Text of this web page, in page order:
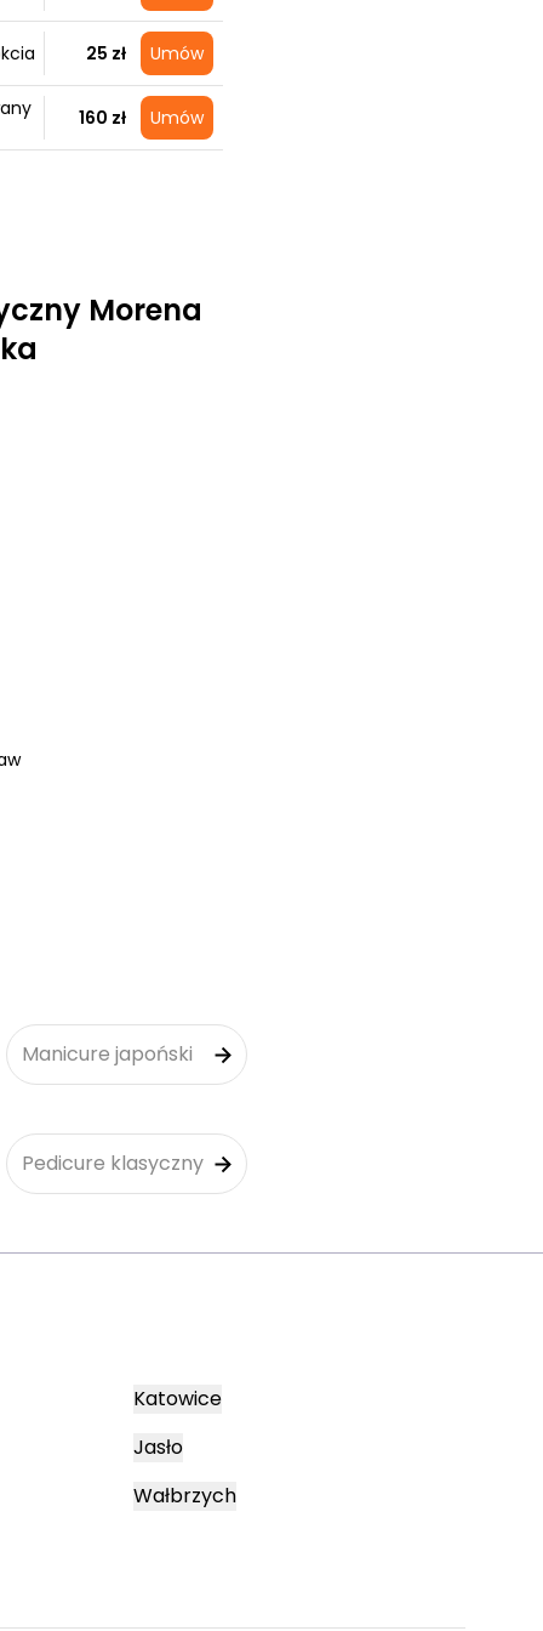
25 zł Umów
160 zł Umów
Morena
Manicure japoński
Pedicure klasyczny
Katowice
Jasło
Wałbrzych